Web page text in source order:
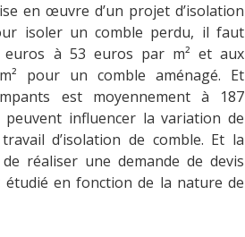
en œuvre d’un projet d’isolation
isoler un comble perdu, il faut
à 53 euros par m² et aux
pour un comble aménagé. Et
est moyennement à 187
influencer la variation de
d’isolation de comble. Et la
réaliser une demande de devis
en fonction de la nature de